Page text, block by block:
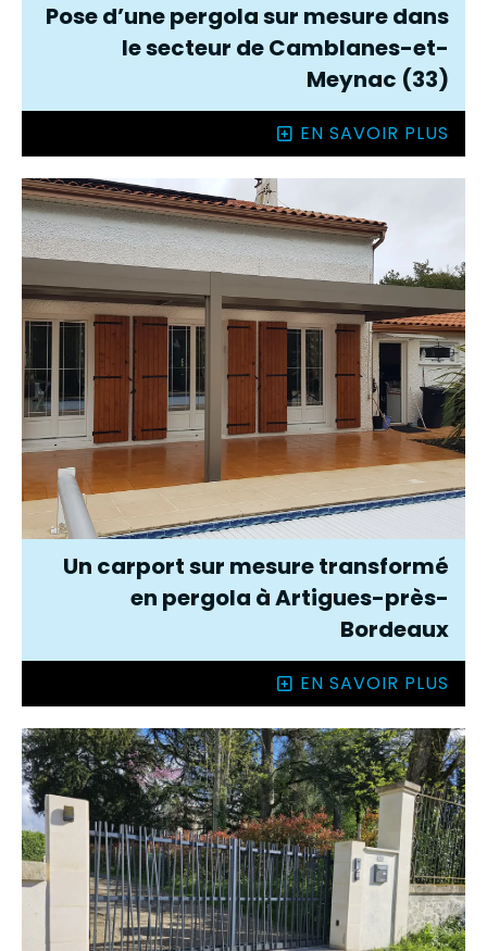
Pose d’une pergola sur mesure dans
le secteur de Camblanes-et-
Meynac (33)
EN SAVOIR PLUS
Un carport sur mesure transformé
en pergola à Artigues-près-
Bordeaux
EN SAVOIR PLUS